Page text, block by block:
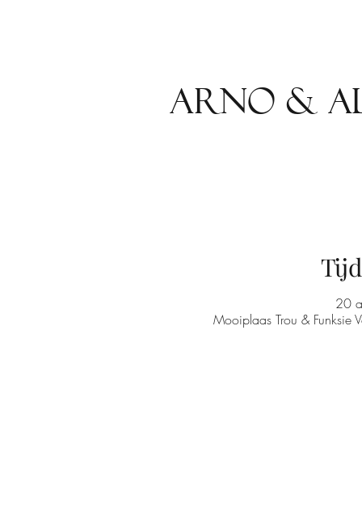
Arno &
20
Mooiplaas Trou & Funksie